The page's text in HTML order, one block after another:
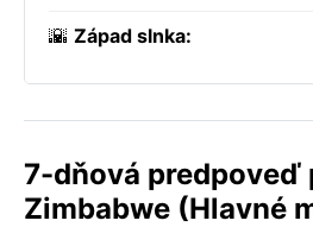
🌇 Západ slnka:
7-dňová predpoveď
Zimbabwe (Hlavné